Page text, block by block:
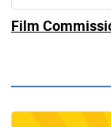
Film